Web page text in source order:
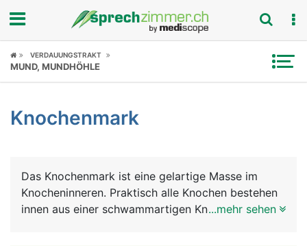
Fokus
Symptome
News
VERDAUUNGSTRAKT
MUND, MUNDHÖHLE
Knochenmark
Das Knochenmark ist eine gelartige Masse im
Knocheninneren. Praktisch alle Knochen bestehen
innen aus einer schwammartigen Knochenstruktur,
...mehr sehen